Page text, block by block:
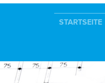
STARTSEITE